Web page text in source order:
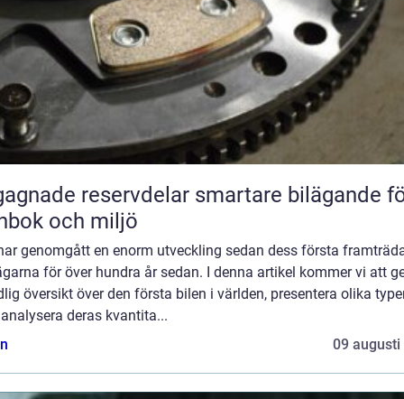
reservdelar smartare bilägande för
och miljö
genomgått en enorm utveckling sedan dess första
för över hundra år sedan. I denna artikel kommer vi att
översikt över den första bilen i världen, presentera olika
deras kvantita...
09 augusti